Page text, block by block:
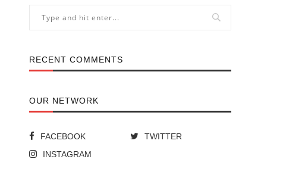
RECENT COMMENTS
OUR NETWORK
FACEBOOK
TWITTER
INSTAGRAM